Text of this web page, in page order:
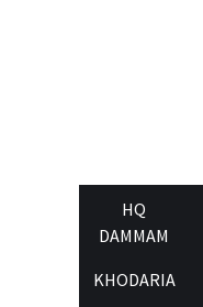
HQ
DAMMAM
KHODARIA